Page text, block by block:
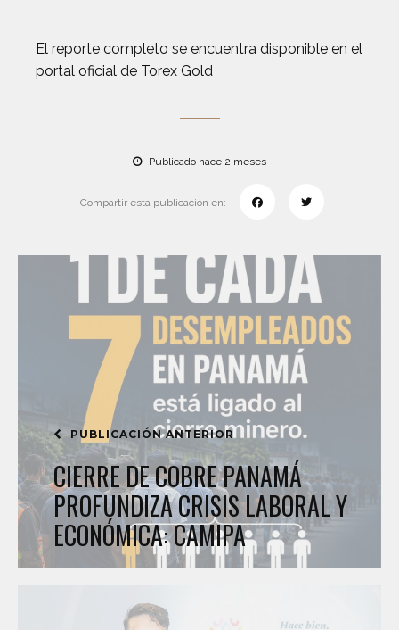
El reporte completo se encuentra disponible en el
portal oficial de Torex Gold
Publicado hace 2 meses
Compartir esta publicación en:
PUBLICACIÓN ANTERIOR
CIERRE DE COBRE PANAMÁ
PROFUNDIZA CRISIS LABORAL Y
ECONÓMICA: CAMIPA